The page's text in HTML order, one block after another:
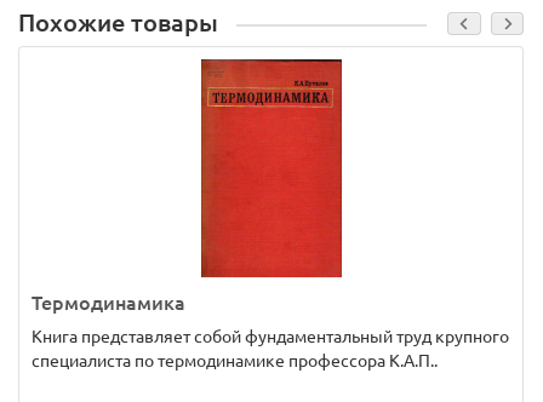
Похожие товары
Термодинамика
Книга представляет собой фундаментальный труд крупного
специалиста по термодинамике профессора К.А.П..